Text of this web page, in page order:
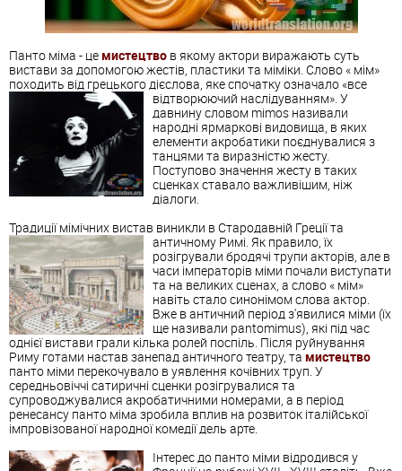
Панто міма - цемистецтво в якому актори виражають суть
вистави за допомогою жестів, пластики та міміки. Слово « мім»
походить від грецького дієслова, яке спочатку означало «все
відтворюючий наслідуванням». У
давнину словом mimos називали
народні ярмаркові видовища, в яких
елементи акробатики поєднувалися з
танцями та виразністю жесту.
Поступово значення жесту в таких
сценках ставало важливішим, ніж
діалоги.
Традиції мімічних вистав виникли в Стародавній Греції та
античному Римі. Як правило, їх
розігрували бродячі трупи акторів, але в
часи імператорів міми почали виступати
та на великих сценах, а слово « мім»
навіть стало синонімом слова актор.
Вже в античний період з'явилися міми (їх
ще називали pantomimus), які під час
однієї вистави грали кілька ролей поспіль. Після руйнування
Риму готами настав занепад античного театру, та мистецтво
панто міми перекочувало в уявлення кочівних труп. У
середньовіччі сатиричні сценки розігрувалися та
супроводжувалися акробатичними номерами, а в період
ренесансу панто міма зробила вплив на розвиток італійської
імпровізованої народної комедії дель арте.
Інтерес до панто міми відродився у